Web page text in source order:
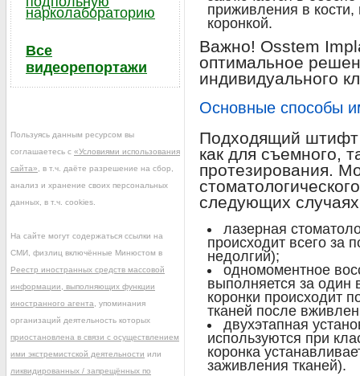
приживления в
коронкой.
Важно! Osstem
оптимальное
индивидуального
Основные способы
Подходящий штифт
как для съемного,
протезирования.
следующих
лазерная
происходит всего за
недолгий);
одномоментное
выполняется за один
коронки происходит
тканей после
двухэтапная
используются при
коронка
заживления тканей).
нарколабораторию
Все
видеорепортажи
Пользуясь данным ресурсом вы
соглашаетесь с «Условиями использования
сайта» , в т.ч. даёте разрешение на сбор,
анализ и хранение своих персональных
данных, в т.ч. cookies.
На сайте могут содержаться ссылки на
СМИ, физлиц включённые Минюстом в
Реестр иностранных средств массовой
информации, выполняющих функции
иностранного агента , упоминания
организаций деятельность которых
приостановлена в связи с осуществлением
ими экстремистской деятельности или
ликвидированных / запрещённых по